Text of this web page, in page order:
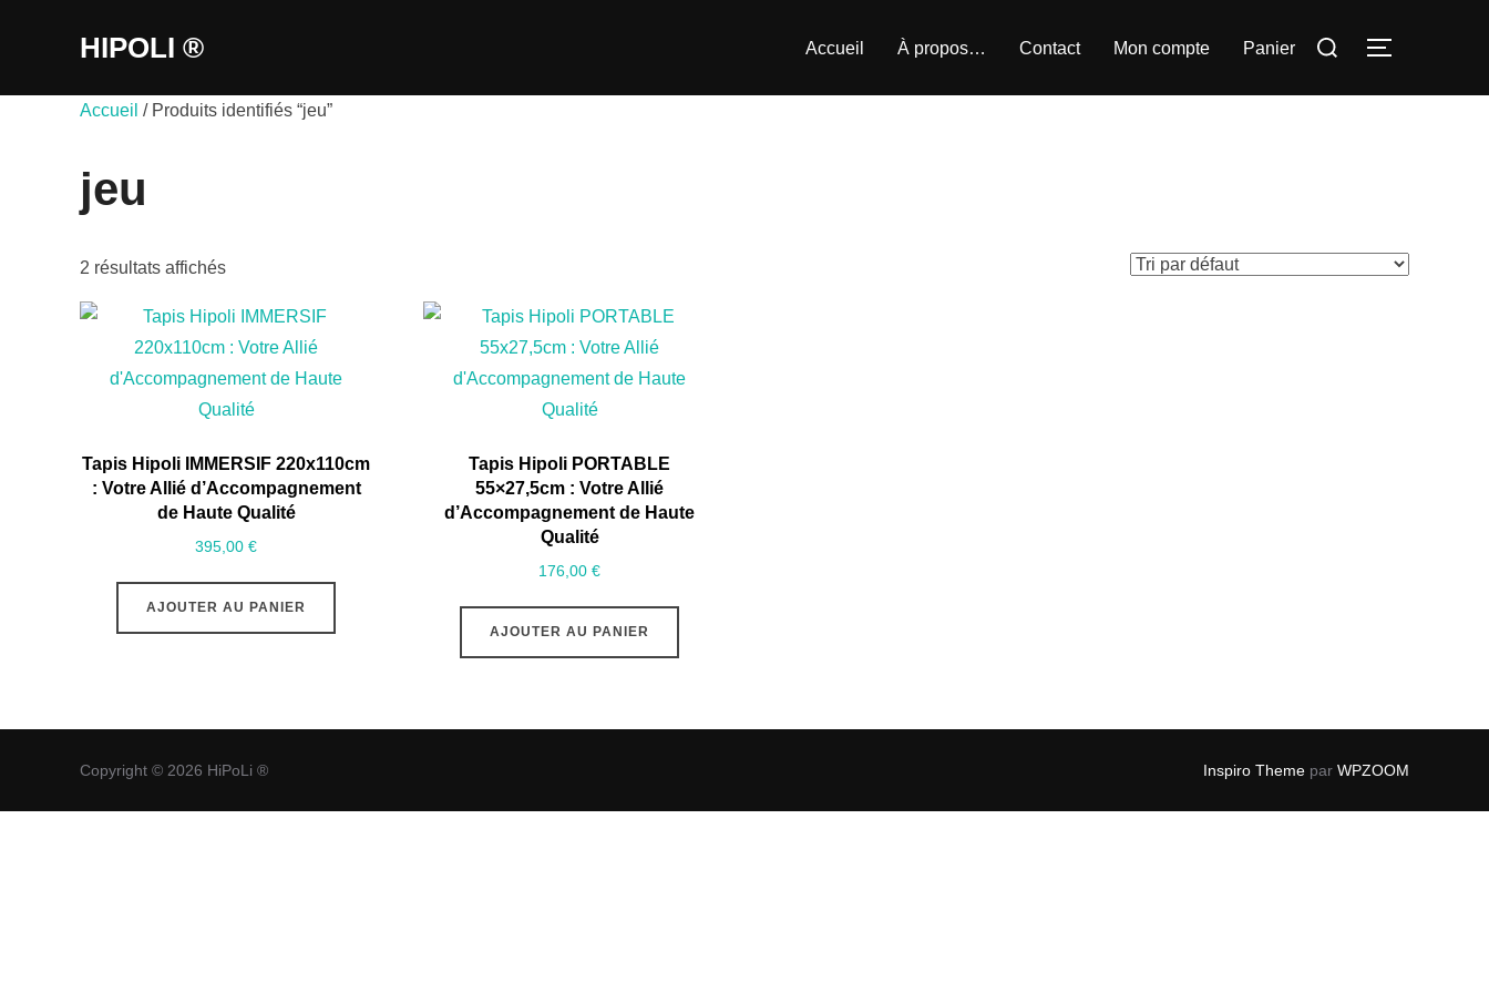
HIPOLI ® Accueil À propos… Contact Mon compte Panier
Rechercher :
Accueil / Produits identifiés “jeu”
jeu
2 résultats affichés
Tapis Hipoli IMMERSIF 220x110cm
: Votre Allié d’Accompagnement
de Haute Qualité
395,00€
AJOUTER AU PANIER
Tapis Hipoli PORTABLE
55×27,5cm : Votre Allié
d’Accompagnement de Haute
Qualité
176,00€
AJOUTER AU PANIER
Copyright © 2026 HiPoLi ® Inspiro Theme par WPZOOM